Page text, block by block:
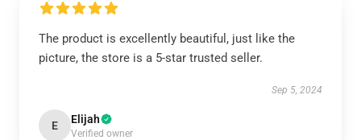
The product is excellently beautiful, just like the
picture, the store is a 5-star trusted seller.
Sep 5, 2024
E Elijah
Verified owner